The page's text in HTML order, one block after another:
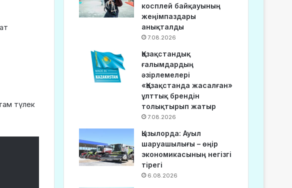
түлек
косплей байқауының
жеңімпаздары
анықталды
7.08.2026
Қазақстандық
ғалымдардың
әзірлемелері
«Қазақстанда жасалған»
ұлттық брендін
толықтырып жатыр
7.08.2026
Қызылорда: Ауыл
шаруашылығы – өңір
экономикасының негізгі
тірегі
6.08.2026